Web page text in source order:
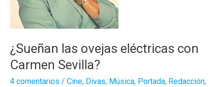
¿Sueñan las ovejas eléctricas con
Carmen Sevilla?
4 comentarios / Cine, Divas, Música, Portada, Redacción,